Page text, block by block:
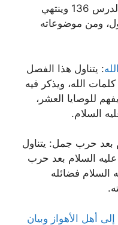
يبدأ جلد 10 من هذا الكتاب من الدرس 136 وينتهي
ويتكون من 5 فصول، ومن موضوعاته
: يتناول هذا الفصل
الله، ويذكر فيه
للوصايا العشر،
السلام.
بعد حرب جمل: يتناول
السلام بعد حرب
السلام فضائله
أهل الأهواز وبيان